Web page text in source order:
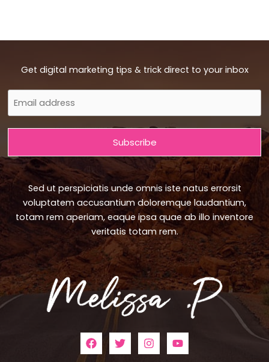
Get digital marketing tips & trick direct to your inbox
Subscribe
Sed ut perspiciatis unde omnis iste natus errorsit
voluptatem accusantium doloremque laudantium,
totam rem aperiam, eaque ipsa quae ab illo inventore
veritatis totam rem.